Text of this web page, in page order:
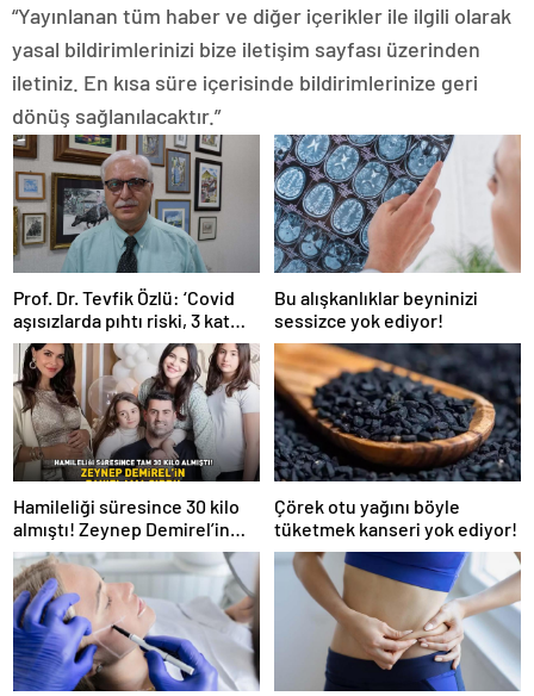
“Yayınlanan tüm haber ve diğer içerikler ile ilgili olarak
yasal bildirimlerinizi bize iletişim sayfası üzerinden
iletiniz. En kısa süre içerisinde bildirimlerinize geri
dönüş sağlanılacaktır.”
Prof. Dr. Tevfik Özlü: ‘Covid
aşısızlarda pıhtı riski, 3 kat
daha fazla’
Bu alışkanlıklar beyninizi
sessizce yok ediyor!
Hamileliği süresince 30 kilo
almıştı! Zeynep Demirel’in
zayıflama sırrı! MUCİZEVİ
ETKİ!
Çörek otu yağını böyle
tüketmek kanseri yok ediyor!